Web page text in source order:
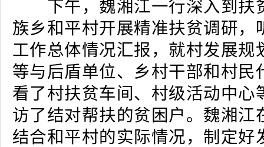
下午，魏湘江一行深入到扶
族乡和平村开展精准扶贫调研，
工作总体情况汇报，就村发展规
等与后盾单位、乡村干部和村民
看了村扶贫车间、村级活动中心
访了结对帮扶的贫困户。魏湘江
结合和平村的实际情况，制定好